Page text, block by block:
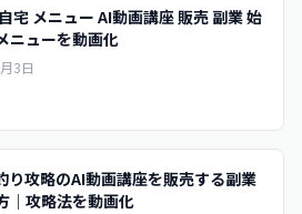
宅 メニュー AI動画講座 販売 副業 始
ニューを動画化
3日
り攻略のAI動画講座を販売する副業
｜攻略法を動画化